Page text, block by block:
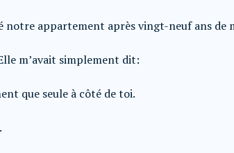
appartement après vingt-neuf ans de
m’avait simplement dit:
que seule à côté de toi.